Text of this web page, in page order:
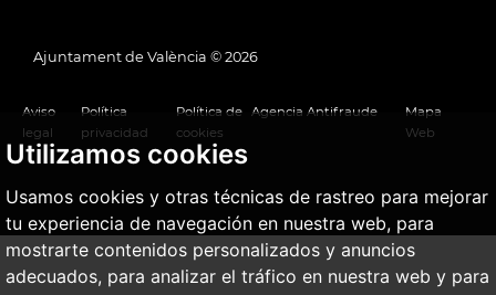
Utilizamos cookies
Usamos cookies y otras técnicas de rastreo para mejorar
tu experiencia de navegación en nuestra web, para
mostrarte contenidos personalizados y anuncios
adecuados, para analizar el tráfico en nuestra web y para
Ajuntament de València © 2026
Aviso
legal
Política
privacidad
Política de
cookies
Agencia Antifraude
Mapa
Web